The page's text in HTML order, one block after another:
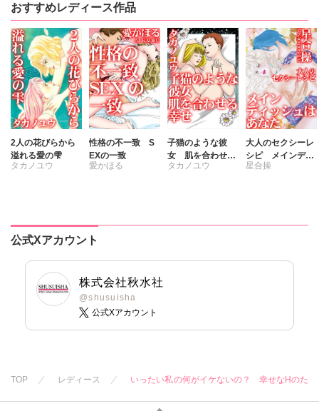
おすすめレディース作品
2人の花びらから
溢れる愛の雫
タカノユウ
性格の不一致 S
EXの一致
愛かほる
子猫のような彼
女 肌を合わせる
幸せ
タカノユウ
大人のセクシーレ
シピ メインディ
ッシュはあなた
星合操
公式Xアカウント
株式会社秋水社
@shusuisha
公式Xアカウント
TOP レディース いったい私の何がイケないの？ 幸せなHのため